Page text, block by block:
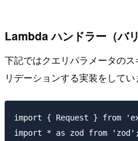
Lambda ハンドラー（バ
下記ではクエリパラメータの
リデーションする実装をしてい
import { Request } from
import * as zod from 'zod';